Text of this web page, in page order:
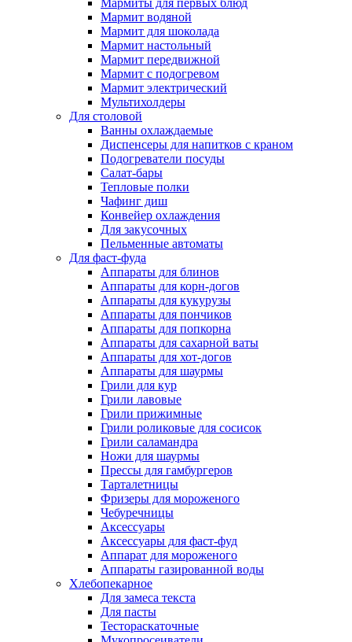
Мармиты для первых блюд
Мармит водяной
Мармит для шоколада
Мармит настольный
Мармит передвижной
Мармит с подогревом
Мармит электрический
Мультихолдеры
Для столовой
Ванны охлаждаемые
Диспенсеры для напитков с краном
Подогреватели посуды
Салат-бары
Тепловые полки
Чафинг диш
Конвейер охлаждения
Для закусочных
Пельменные автоматы
Для фаст-фуда
Аппараты для блинов
Аппараты для корн-догов
Аппараты для кукурузы
Аппараты для пончиков
Аппараты для попкорна
Аппараты для сахарной ваты
Аппараты для хот-догов
Аппараты для шаурмы
Грили для кур
Грили лавовые
Грили прижимные
Грили роликовые для сосисок
Грили саламандра
Ножи для шаурмы
Прессы для гамбургеров
Тарталетницы
Фризеры для мороженого
Чебуречницы
Аксессуары
Аксессуары для фаст-фуд
Аппарат для мороженого
Аппараты газированной воды
Хлебопекарное
Для замеса текста
Для пасты
Тестораскаточные